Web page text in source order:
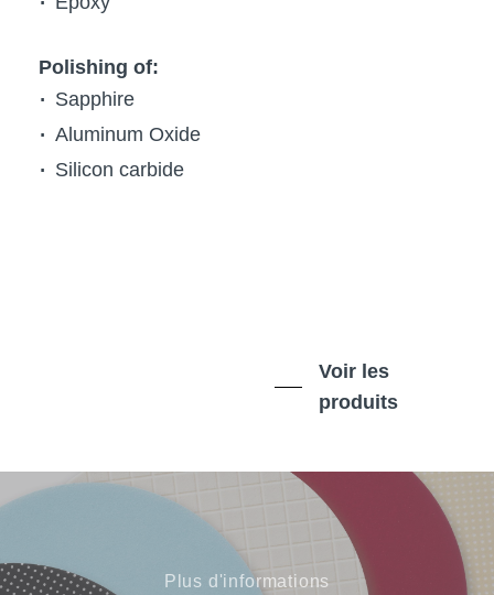
Polishing of:
Sapphire
Aluminum Oxide
Silicon carbide
Voir les
produits
Plus d'informations